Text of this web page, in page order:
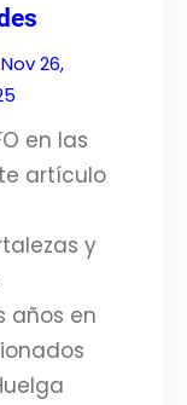
Nov 26,
en las
artículo
y
años en